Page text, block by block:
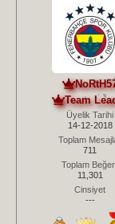
Team
Üyelik Tarihi
14-12-2018
Toplam
711
Toplam
11,301
Cinsiyet
---